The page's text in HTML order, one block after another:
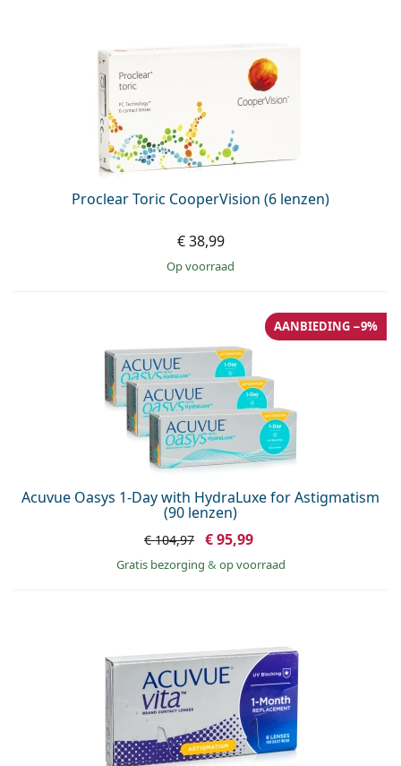
Proclear Toric CooperVision (6 lenzen)
€ 38,99
op voorraad
Acuvue Oasys 1-Day with HydraLuxe for Astigmatism
(90 lenzen)
AANBIEDING −9%
€ 104,97 € 95,99
Gratis bezorging & op voorraad